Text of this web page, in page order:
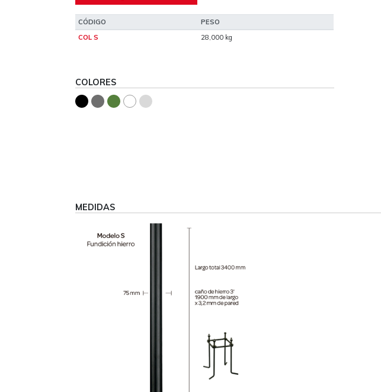
CÓDIGO
PESO
COL S
28,000 kg
COLORES
MEDIDAS